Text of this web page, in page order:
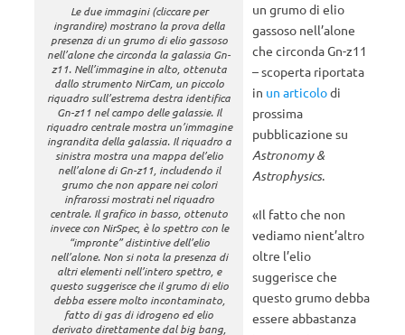
Le due immagini (cliccare per
ingrandire) mostrano la prova della
presenza di un grumo di elio gassoso
nell’alone che circonda la galassia Gn-
z11. Nell’immagine in alto, ottenuta
dallo strumento NirCam, un piccolo
riquadro sull’estrema destra identifica
Gn-z11 nel campo delle galassie. Il
riquadro centrale mostra un’immagine
ingrandita della galassia. Il riquadro a
sinistra mostra una mappa del’elio
nell’alone di Gn-z11, includendo il
grumo che non appare nei colori
infrarossi mostrati nel riquadro
centrale. Il grafico in basso, ottenuto
invece con NirSpec, è lo spettro con le
“impronte” distintive dell’elio
nell’alone. Non si nota la presenza di
altri elementi nell’intero spettro, e
questo suggerisce che il grumo di elio
debba essere molto incontaminato,
fatto di gas di idrogeno ed elio
derivato direttamente dal big bang,
un grumo di elio
gassoso nell’alone
che circonda Gn-z11
– scoperta riportata
in un articolodi
prossima
pubblicazione su
Astronomy &
Astrophysics.
«Il fatto che non
vediamo nient’altro
oltre l’elio
suggerisce che
questo grumo debba
essere abbastanza